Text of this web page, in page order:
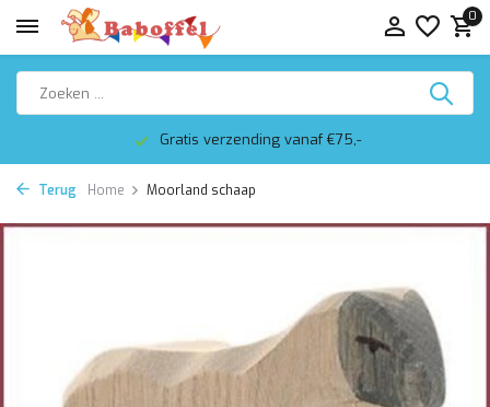
0
Gratis verzending vanaf €75,-
Terug Home Moorland schaap